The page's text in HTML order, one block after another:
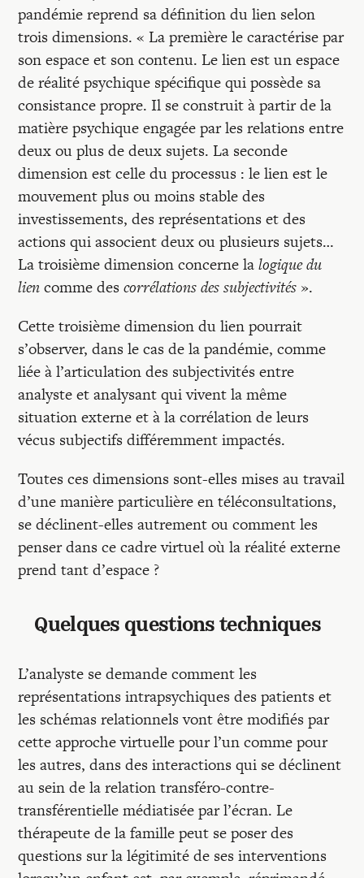
pandémie reprend sa définition du lien selon
trois dimensions. « La première le caractérise par
son espace et son contenu. Le lien est un espace
de réalité psychique spécifique qui possède sa
consistance propre. Il se construit à partir de la
matière psychique engagée par les relations entre
deux ou plus de deux sujets. La seconde
dimension est celle du processus : le lien est le
mouvement plus ou moins stable des
investissements, des représentations et des
actions qui associent deux ou plusieurs sujets…
La troisième dimension concerne lalogique du
liencomme descorrélations des subjectivités ».
Cette troisième dimension du lien pourrait
s’observer, dans le cas de la pandémie, comme
liée à l’articulation des subjectivités entre
analyste et analysant qui vivent la même
situation externe et à la corrélation de leurs
vécus subjectifs différemment impactés.
Toutes ces dimensions sont-elles mises au travail
d’une manière particulière en téléconsultations,
se déclinent-elles autrement ou comment les
penser dans ce cadre virtuel où la réalité externe
prend tant d’espace ?
Quelques questions techniques
L’analyste se demande comment les
représentations intrapsychiques des patients et
les schémas relationnels vont être modifiés par
cette approche virtuelle pour l’un comme pour
les autres, dans des interactions qui se déclinent
au sein de la relation transféro-contre-
transférentielle médiatisée par l’écran. Le
thérapeute de la famille peut se poser des
questions sur la légitimité de ses interventions